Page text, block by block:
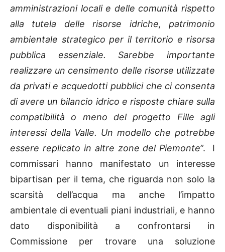
amministrazioni locali e delle comunità rispetto
alla tutela delle risorse idriche, patrimonio
ambientale strategico per il territorio e risorsa
pubblica essenziale. Sarebbe importante
realizzare un censimento delle risorse utilizzate
da privati e acquedotti pubblici che ci consenta
di avere un bilancio idrico e risposte chiare sulla
compatibilità o meno del progetto Fille agli
interessi della Valle. Un modello che potrebbe
essere replicato in altre zone del Piemonte”. I
commissari hanno manifestato un interesse
bipartisan per il tema, che riguarda non solo la
scarsità dell’acqua ma anche l’impatto
ambientale di eventuali piani industriali, e hanno
dato disponibilità a confrontarsi in
Commissione per trovare una soluzione